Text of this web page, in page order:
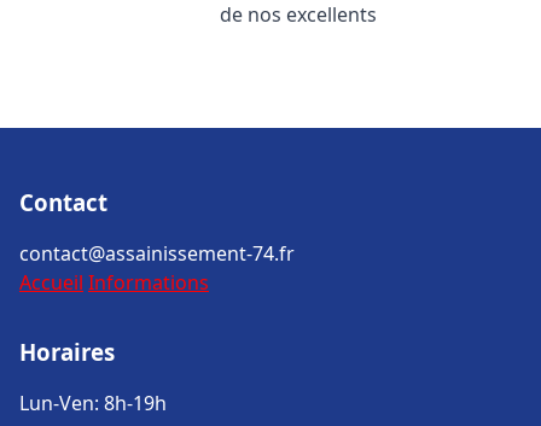
de nos excellents
Contact
contact@assainissement-74.fr
Accueil Informations
Horaires
Lun-Ven: 8h-19h